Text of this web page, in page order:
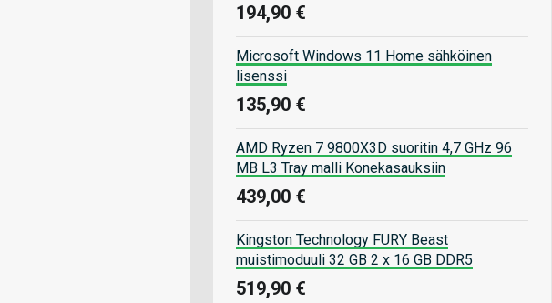
194,90 €
Microsoft Windows 11 Home sähköinen
lisenssi
135,90 €
AMD Ryzen 7 9800X3D suoritin 4,7 GHz 96
MB L3 Tray malli Konekasauksiin
439,00 €
Kingston Technology FURY Beast
muistimoduuli 32 GB 2 x 16 GB DDR5
519,90 €